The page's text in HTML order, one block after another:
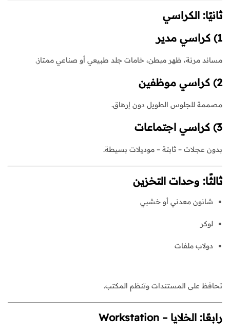
ثانيًا: الكراسي
1) كراسي مدير
مساند مرنة، ظهر مبطن، خامات جلد طبيعي أو صناعي ممتاز.
2) كراسي موظفين
مصممة للجلوس الطويل دون إرهاق.
3) كراسي اجتماعات
بدون عجلات – ثابتة – موديلات بسيطة.
ثالثًا: وحدات التخزين
شانون معدني أو خشبي
لوكر
دولاب ملفات
تحافظ على المستندات وتنظم المكتب.
رابعًا: الخلايا – Workstation